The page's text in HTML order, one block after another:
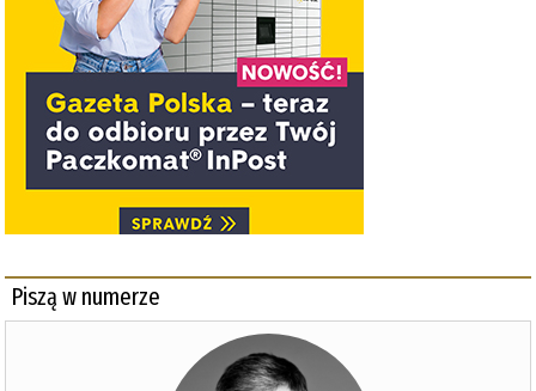
Piszą w numerze